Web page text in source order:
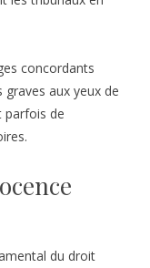
concordants
graves aux yeux de
parfois de
du droit